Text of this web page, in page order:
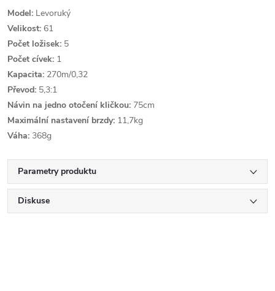
Model: Levoruký
Velikost: 61
Počet ložisek: 5
Počet cívek: 1
Kapacita: 270m/0,32
Převod: 5,3:1
Návin na jedno otočení kličkou: 75cm
Maximální nastavení brzdy: 11,7kg
Váha: 368g
Parametry produktu
Diskuse